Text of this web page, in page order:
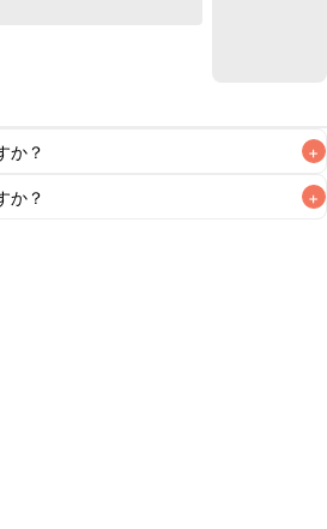
か？ +
か？ +
目安です。なるべくお早めにお召